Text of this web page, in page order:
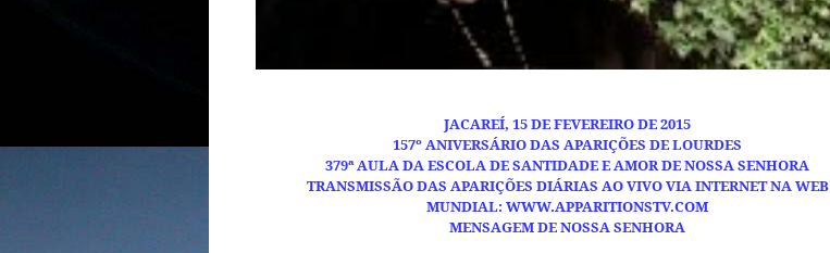
JACAREÍ, 15 DE FEVEREIRO DE 2015
157º ANIVERSÁRIO DAS APARIÇÕES DE LOURDES
379ª AULA DA ESCOLA DE SANTIDADE E AMOR DE NOSSA SENHORA
TRANSMISSÃO DAS APARIÇÕES DIÁRIAS AO VIVO VIA INTERNET NA WEB
MUNDIAL:WWW.APPARITIONSTV.COM
MENSAGEM DE NOSSA SENHORA